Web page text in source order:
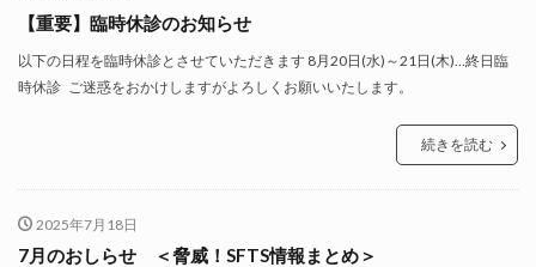
【重要】臨時休診のお知らせ
以下の日程を臨時休診とさせていただきます 8月20日(水)～21日(木)…終日臨
時休診 ご迷惑をおかけしますがよろしくお願いいたします。
続きを読む
2025年7月18日
7月のおしらせ ＜脅威！SFTS情報まとめ＞